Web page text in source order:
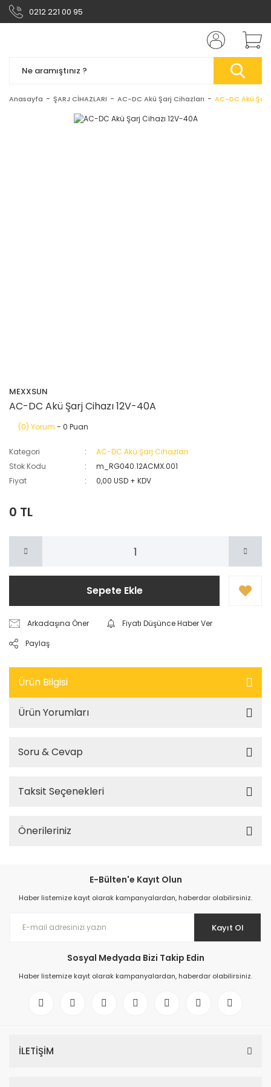
0212 221 00 95
Anasayfa ŞARJ CİHAZLARI AC-DC Akü Şarj Cihazları AC-DC Akü Şarj
MEXXSUN
AC-DC Akü Şarj Cihazı 12V-40A
(0) Yorum - 0 Puan
Kategori
AC-DC Akü Şarj Cihazları
Stok Kodu
m_RG040.12ACMX.001
Fiyat
0,00 USD + KDV
0 TL
Sepete Ekle
Arkadaşına Öner
Fiyatı Düşünce Haber Ver
Paylaş
Ürün Bilgisi
Ürün Yorumları
Soru & Cevap
Taksit Seçenekleri
Önerileriniz
E-Bülten'e Kayıt Olun
Haber listemize kayıt olarak kampanyalardan, haberdar olabilirsiniz.
Kayıt Ol
Sosyal Medyada Bizi Takip Edin
Haber listemize kayıt olarak kampanyalardan, haberdar olabilirsiniz.
İLETİŞİM